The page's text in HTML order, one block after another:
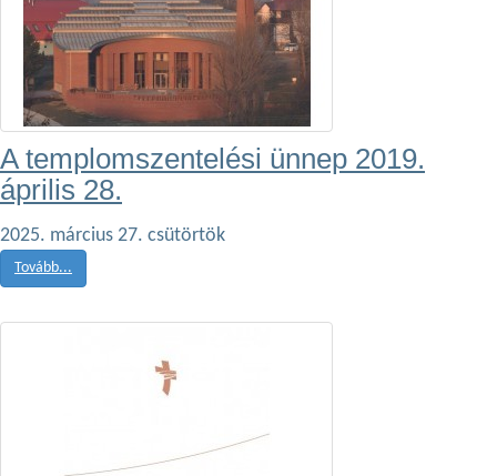
A templomszentelési ünnep 2019.
április 28.
2025. március 27. csütörtök
Tovább...